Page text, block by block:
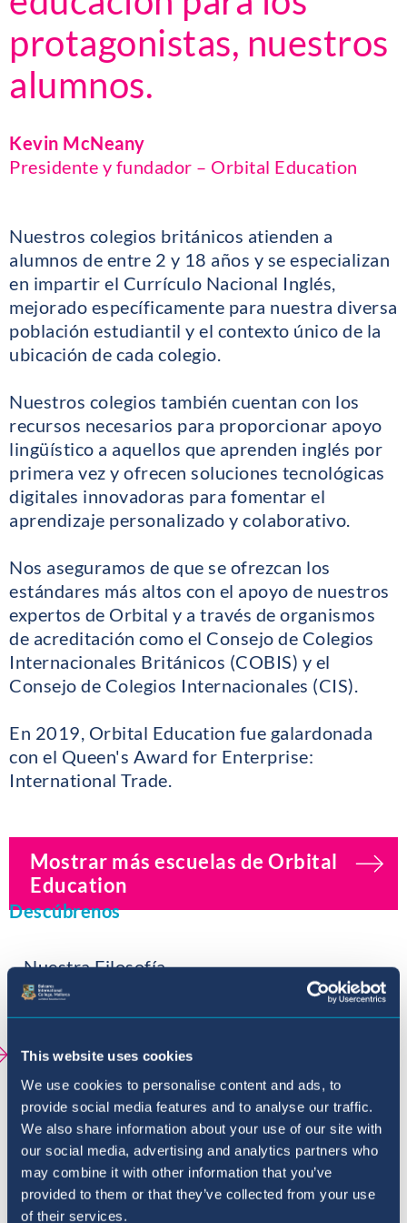
This website uses cookies
We use cookies to personalise content and ads, to
provide social media features and to analyse our traffic.
We also share information about your use of our site with
our social media, advertising and analytics partners who
may combine it with other information that you’ve
provided to them or that they’ve collected from your use
of their services.
protagonistas, nuestros
alumnos.
Kevin McNeany
Presidente y fundador – Orbital Education
Nuestros colegios británicos atienden a
alumnos de entre 2 y 18 años y se especializan
en impartir el Currículo Nacional Inglés,
mejorado específicamente para nuestra diversa
población estudiantil y el contexto único de la
ubicación de cada colegio.
Nuestros colegios también cuentan con los
recursos necesarios para proporcionar apoyo
lingüístico a aquellos que aprenden inglés por
primera vez y ofrecen soluciones tecnológicas
digitales innovadoras para fomentar el
aprendizaje personalizado y colaborativo.
Nos aseguramos de que se ofrezcan los
estándares más altos con el apoyo de nuestros
expertos de Orbital y a través de organismos
de acreditación como el Consejo de Colegios
Internacionales Británicos (COBIS) y el
Consejo de Colegios Internacionales (CIS).
En 2019, Orbital Education fue galardonada
con el Queen's Award for Enterprise:
International Trade.
Mostrar más escuelas de Orbital
Education
Descúbrenos
Nuestra Filosofía
Enseñanza Orbital
Acreditaciones
Cinco razones para unirse a la comunidad
BIC